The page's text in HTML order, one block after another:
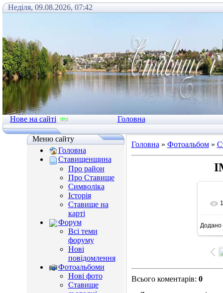
Неділя, 09.08.2026, 07:42
Нове на сайті Головна
Меню сайту
Головна
Ставищенщина
Про район
Про Ставище
Символіка
Історія
Ставище на
карті
Форум
Всі теми
форуму
Нові
повідомлення
Фотоальбоми
Нові фото
Ставище
Головна » Фотоальбом»
Додано
Всього коментарів: 0